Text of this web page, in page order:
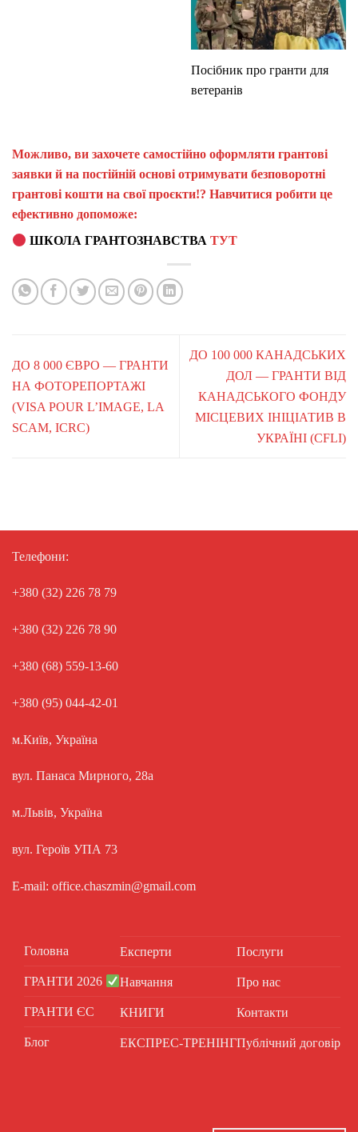
Посібник про гранти для
ветеранів
Можливо, ви захочете самостійно оформляти грантові
заявки й на постійній основі отримувати безповоротні
грантові кошти на свої проєкти!? Навчитися робити це
ефективно допоможе:
ШКОЛА ГРАНТОЗНАВСТВАТУТ
ДО 8 000 ЄВРО — ГРАНТИ
НА ФОТОРЕПОРТАЖІ
(VISA POUR L’IMAGE, LA
SCAM, ICRC)
ДО 100 000 КАНАДСЬКИХ
ДОЛ — ГРАНТИ ВІД
КАНАДСЬКОГО ФОНДУ
МІСЦЕВИХ ІНІЦІАТИВ В
УКРАЇНІ (CFLI)
Телефони:
+380 (32) 226 78 79
+380 (32) 226 78 90
+380 (68) 559-13-60
+380 (95) 044-42-01
м.Київ, Україна
вул. Панаса Мирного, 28а
м.Львів, Україна
вул. Героїв УПА 73
E-mail: office.chaszmin@gmail.com
Головна
ГРАНТИ 2026
ГРАНТИ ЄС
Блог
Експерти
Навчання
КНИГИ
ЕКСПРЕС-ТРЕНІНГ
Послуги
Про нас
Контакти
Публічний договір